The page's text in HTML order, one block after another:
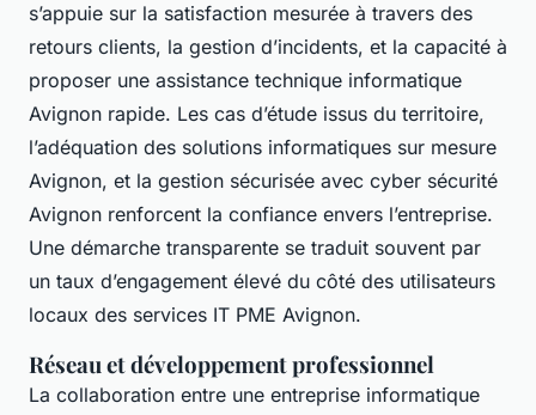
s’appuie sur la satisfaction mesurée à travers des
retours clients, la gestion d’incidents, et la capacité à
proposer une assistance technique informatique
Avignon rapide. Les cas d’étude issus du territoire,
l’adéquation des solutions informatiques sur mesure
Avignon, et la gestion sécurisée avec cyber sécurité
Avignon renforcent la confiance envers l’entreprise.
Une démarche transparente se traduit souvent par
un taux d’engagement élevé du côté des utilisateurs
locaux des services IT PME Avignon.
Réseau et développement professionnel
La collaboration entre une entreprise informatique